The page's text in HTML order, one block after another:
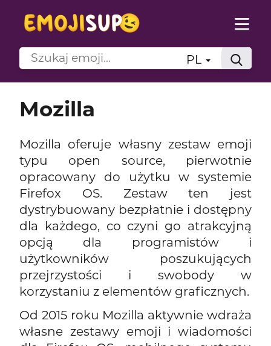
PL
Mozilla
Mozilla oferuje własny zestaw emoji
typu open source, pierwotnie
opracowany do użytku w systemie
Firefox OS. Zestaw ten jest
dystrybuowany bezpłatnie i dostępny
dla każdego, co czyni go atrakcyjną
opcją dla programistów i
użytkowników poszukujących
przejrzystości i swobody w
korzystaniu z elementów graficznych.
Od 2015 roku Mozilla aktywnie wdraża
własne zestawy emoji i wiadomości